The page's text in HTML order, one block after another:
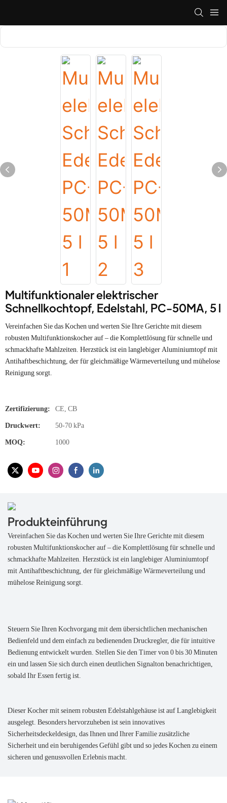
Multifunktionaler elektrischer
Schnellkochtopf, Edelstahl, PC-50MA, 5 l
Vereinfachen Sie das Kochen und werten Sie Ihre Gerichte mit diesem
robusten Multifunktionskocher auf – die Komplettlösung für schnelle und
schmackhafte Mahlzeiten. Herzstück ist ein langlebiger Aluminiumtopf mit
Antihaftbeschichtung, der für gleichmäßige Wärmeverteilung und mühelose
Reinigung sorgt.
Zertifizierung: CE, CB
Druckwert: 50-70 kPa
MOQ: 1000
Produkteinführung
Vereinfachen Sie das Kochen und werten Sie Ihre Gerichte mit diesem
robusten Multifunktionskocher auf – die Komplettlösung für schnelle und
schmackhafte Mahlzeiten. Herzstück ist ein langlebiger Aluminiumtopf
mit Antihaftbeschichtung, der für gleichmäßige Wärmeverteilung und
mühelose Reinigung sorgt.
Steuern Sie Ihren Kochvorgang mit dem übersichtlichen mechanischen
Bedienfeld und dem einfach zu bedienenden Druckregler, die für intuitive
Bedienung entwickelt wurden. Stellen Sie den Timer von 0 bis 30 Minuten
ein und lassen Sie sich durch einen deutlichen Signalton benachrichtigen,
sobald Ihr Essen fertig ist.
Dieser Kocher mit seinem robusten Edelstahlgehäuse ist auf Langlebigkeit
ausgelegt. Besonders hervorzuheben ist sein innovatives
Sicherheitsdeckeldesign, das Ihnen und Ihrer Familie zusätzliche
Sicherheit und ein beruhigendes Gefühl gibt und so jedes Kochen zu einem
sicheren und genussvollen Erlebnis macht.